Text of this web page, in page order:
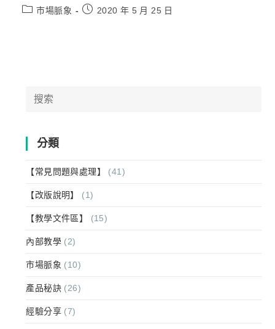
Post市場脈象
Post2020 年 5 月 25 日
Search
分類
【常見問題與處理】 (41)
【改版說明】 (1)
【教學文件區】 (15)
內部教學 (2)
市場脈象 (10)
產品秘訣 (26)
經驗分享 (7)